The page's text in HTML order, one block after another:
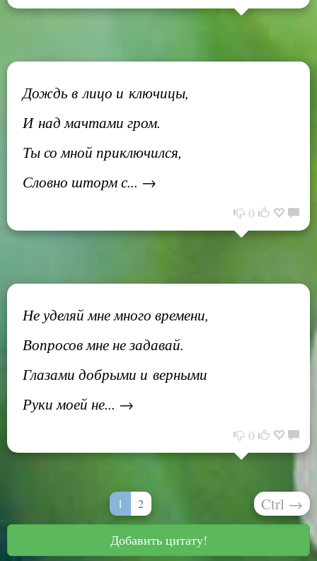
Дождь в лицо и ключицы,
И над мачтами гром.
Ты со мной приключился,
Словно шторм с... →
0
Не уделяй мне много времени,
Вопросов мне не задавай.
Глазами добрыми и верными
Руки моей не... →
0
1 2 Ctrl →
Добавить цитату!